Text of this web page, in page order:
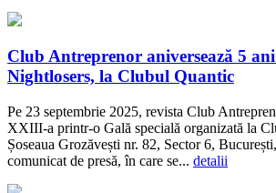
Club Antreprenor aniversează 5
Nightlosers, la Clubul Quantic
Pe 23 septembrie 2025, revista Club
XXIII-a printr-o Gală specială organizată la
Șoseaua Grozăvești nr. 82, Sector 6,
comunicat de presă, în care se... detalii